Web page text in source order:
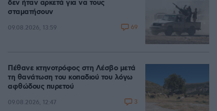
δεν ήταν αρκετά για να τους
σταματήσουν
09.08.2026, 13:59 69
Πέθανε κτηνοτρόφος στη Λέσβο μετά
τη θανάτωση του κοπαδιού του λόγω
αφθώδους πυρετού
09.08.2026, 12:47 3